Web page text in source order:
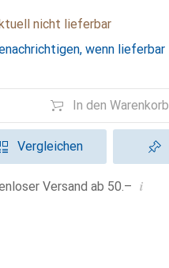
nicht lieferbar
wenn lieferbar
In den Warenkorb
Vergleichen
Versand ab 50.– i